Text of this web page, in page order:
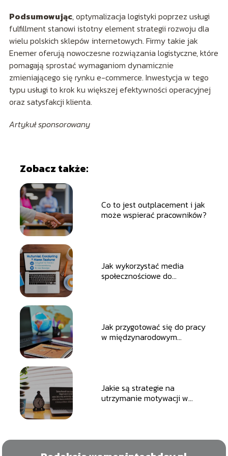
Podsumowując, optymalizacja logistyki poprzez usługi
fulfillment stanowi istotny element strategii rozwoju dla
wielu polskich sklepów internetowych. Firmy takie jak
Enemer oferują nowoczesne rozwiązania logistyczne, które
pomagają sprostać wymaganiom dynamicznie
zmieniającego się rynku e-commerce. Inwestycja w tego
typu usługi to krok ku większej efektywności operacyjnej
oraz satysfakcji klienta.
Artykuł sponsorowany
Zobacz także:
Co to jest outplacement i jak
może wspierać pracowników?
Jak wykorzystać media
społecznościowe do
Jak przygotować się do pracy
w międzynarodowym
Jakie są strategie na
utrzymanie motywacji w